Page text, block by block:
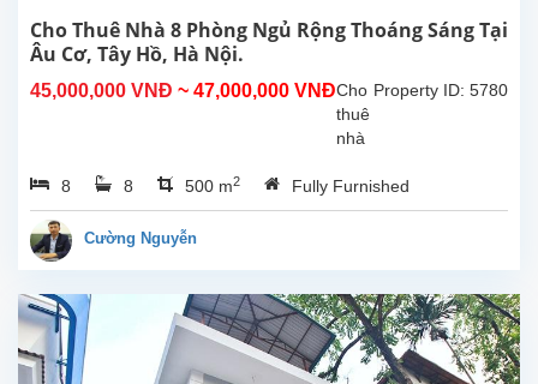
5
rộng
rãi4...
Cho Thuê Nhà 8 Phòng Ngủ Rộng Thoáng Sáng Tại
Âu Cơ, Tây Hồ, Hà Nội.
45,000,000 VNĐ ~ 47,000,000 VNĐ Property ID: 5780
Cho
thuê
nhà
phòng
ngủ
tại
Âu
Cơ,
Tây
8 8 500 m2 Fully Furnished
Cường Nguyễn